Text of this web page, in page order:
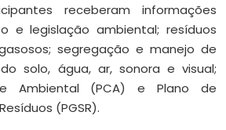
receberam informações
e legislação ambiental; resíduos
segregação e manejo de
solo, água, ar, sonora e visual;
Ambiental (PCA) e Plano de
(PGSR).